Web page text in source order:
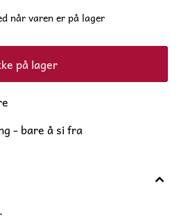
når varen er på lager
på lager
- bare å si fra